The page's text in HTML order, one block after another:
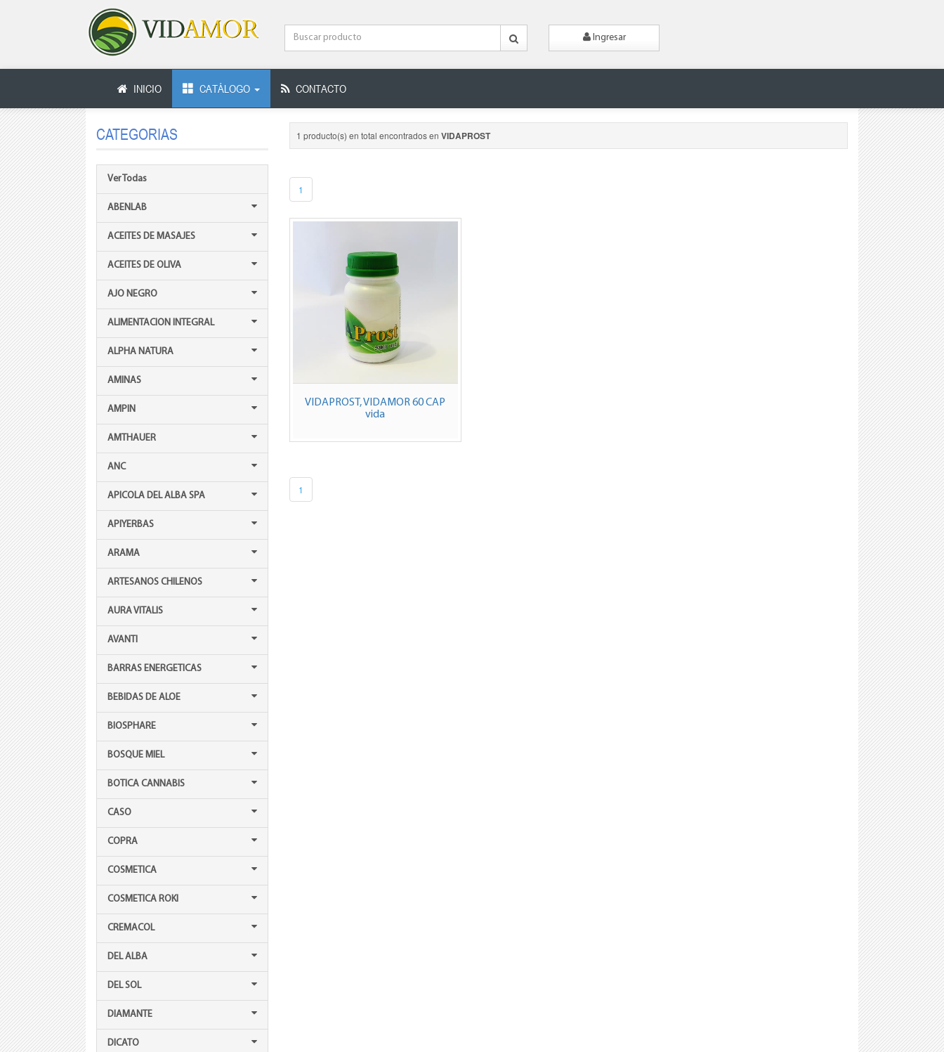
Ingresar
INICIO CATÁLOGO CONTACTO
CATEGORIAS
Ver Todas
ABENLAB
ACEITES DE MASAJES
ACEITES DE OLIVA
AJO NEGRO
ALIMENTACION INTEGRAL
ALPHA NATURA
AMINAS
AMPIN
AMTHAUER
ANC
APICOLA DEL ALBA SPA
APIYERBAS
ARAMA
ARTESANOS CHILENOS
AURA VITALIS
AVANTI
BARRAS ENERGETICAS
BEBIDAS DE ALOE
BIOSPHARE
BOSQUE MIEL
BOTICA CANNABIS
CASO
COPRA
COSMETICA
COSMETICA ROKI
CREMACOL
DEL ALBA
DEL SOL
DIAMANTE
DICATO
1 producto(s) en total encontrados en VIDAPROST
1
VIDAPROST, VIDAMOR 60 CAP
vida
1